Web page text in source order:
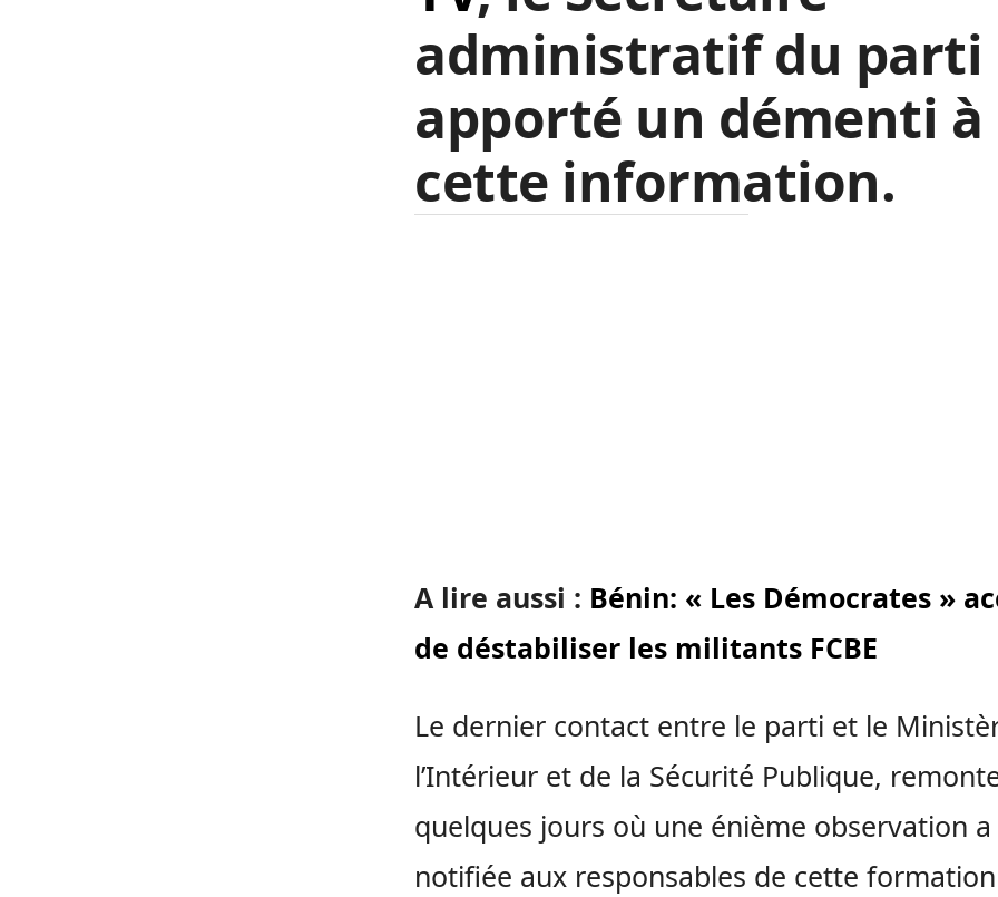
administratif du parti
apporté un démenti à
cette information.
A lire aussi : Bénin: « Les Démocrates »
de déstabiliser les militants FCBE
Le dernier contact entre le parti et le
l’Intérieur et de la Sécurité Publique,
quelques jours où une énième observation
notifiée aux responsables de cette formation